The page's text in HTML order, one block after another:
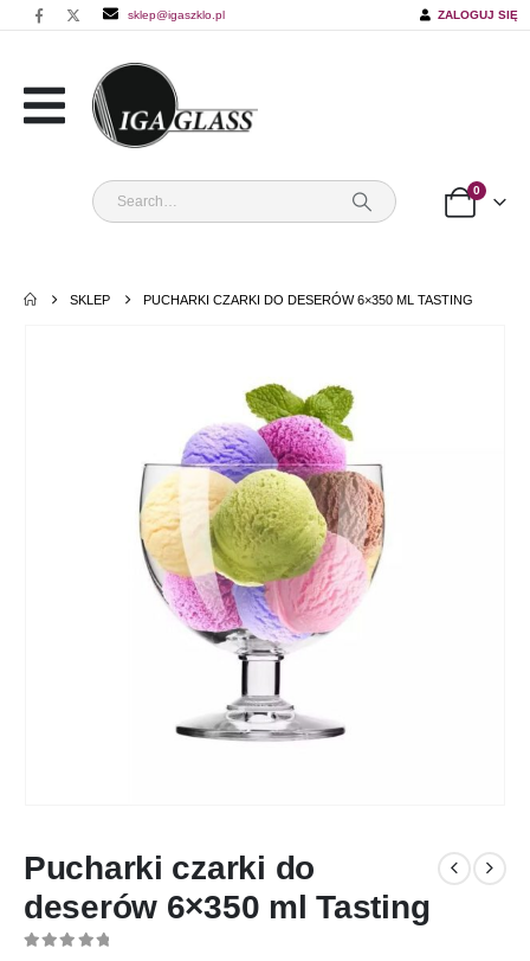
sklep@igaszklo.pl ZALOGUJ SIĘ
0
SKLEP PUCHARKI CZARKI DO DESERÓW 6×350 ML TASTING
Pucharki czarki do
deserów 6×350 ml Tasting